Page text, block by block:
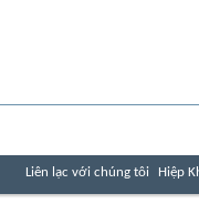
Liên lạc với chúng tôi Hiệp